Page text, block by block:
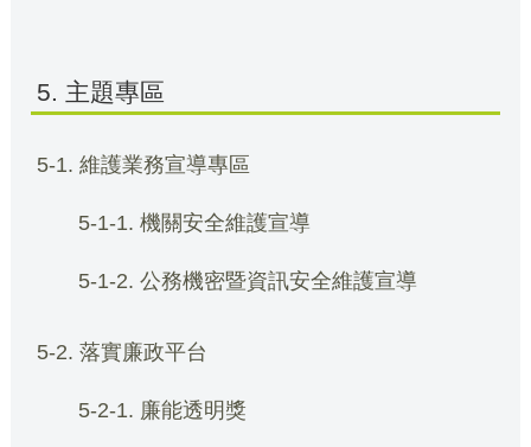
5. 主題專區
5-1. 維護業務宣導專區
5-1-1. 機關安全維護宣導
5-1-2. 公務機密暨資訊安全維護宣導
5-2. 落實廉政平台
5-2-1. 廉能透明獎